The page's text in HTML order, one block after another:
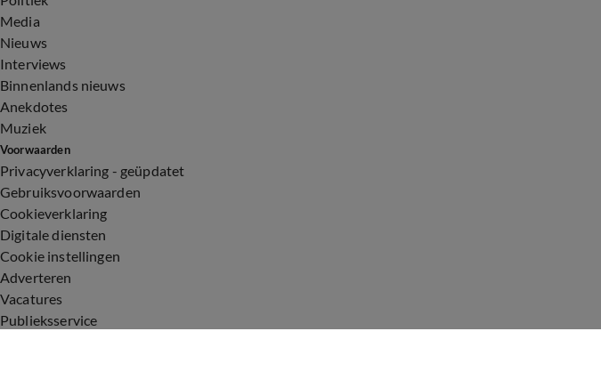
Media
Nieuws
Interviews
Binnenlands nieuws
Anekdotes
Muziek
Voorwaarden
Privacyverklaring - geüpdatet
Gebruiksvoorwaarden
Cookieverklaring
Digitale diensten
Cookie instellingen
Adverteren
Vacatures
Publieksservice